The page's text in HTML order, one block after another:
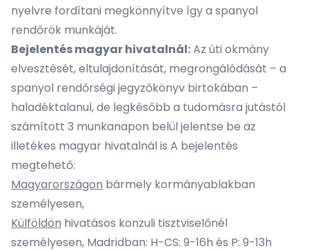
nyelvre fordítani megkönnyítve így a spanyol
rendőrök munkáját.
Bejelentés magyar hivatalnál:Az úti okmány
elvesztését, eltulajdonítását, megrongálódását – a
spanyol rendőrségi jegyzőkönyv birtokában –
haladéktalanul, de legkésőbb a tudomásra jutástól
számított 3 munkanapon belül jelentse be az
illetékes magyar hivatalnál is A bejelentés
megtehető:
Magyarországon bármely kormányablakban
személyesen,
Külföldön hivatásos konzuli tisztviselőnél
személyesen, Madridban: H-CS: 9-16h és P: 9-13h